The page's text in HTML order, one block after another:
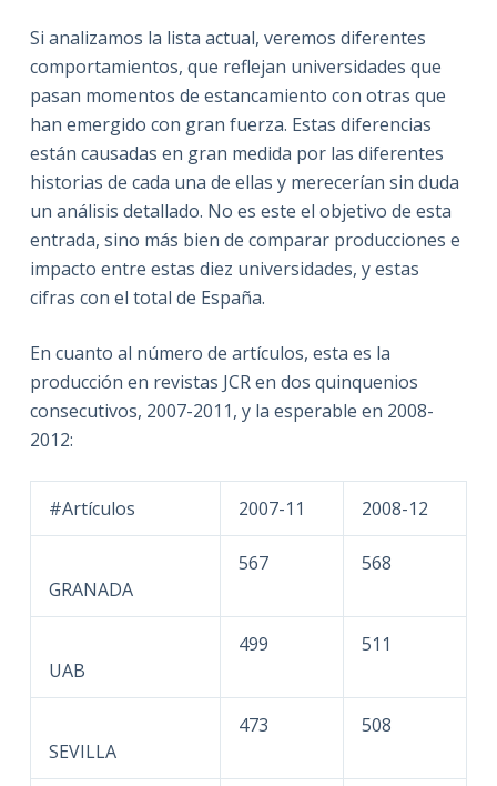
Si analizamos la lista actual, veremos diferentes
comportamientos, que reflejan universidades que
pasan momentos de estancamiento con otras que
han emergido con gran fuerza. Estas diferencias
están causadas en gran medida por las diferentes
historias de cada una de ellas y merecerían sin duda
un análisis detallado. No es este el objetivo de esta
entrada, sino más bien de comparar producciones e
impacto entre estas diez universidades, y estas
cifras con el total de España.
En cuanto al número de artículos, esta es la
producción en revistas JCR en dos quinquenios
consecutivos, 2007-2011, y la esperable en 2008-
2012:
#Artículos 2007-11 2008-12
GRANADA
567 568
UAB
499 511
SEVILLA
473 508